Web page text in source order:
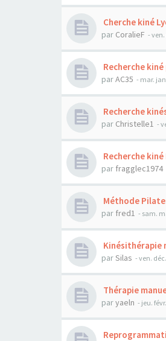
Cherche kiné
par CoralieF - ven.
Recherche
parAC35 - mar.
Recherche
par Christelle1 -
Recherche
par fragglec1974
Méthode
par fred1 - sam.
Kinésithérapie
parSilas - ven.
Thérapie
paryaeln - jeu.